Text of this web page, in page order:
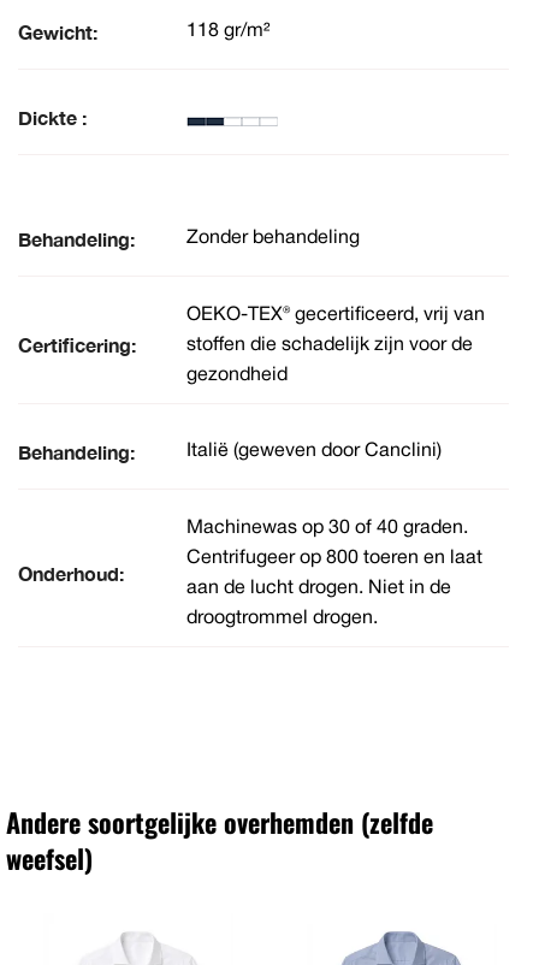
Gewicht: 118 gr/m²
Dickte :
Behandeling: Zonder behandeling
Certificering:
OEKO-TEX® gecertificeerd, vrij van
stoffen die schadelijk zijn voor de
gezondheid
Behandeling: Italië (geweven door Canclini)
Onderhoud:
Machinewas op 30 of 40 graden.
Centrifugeer op 800 toeren en laat
aan de lucht drogen. Niet in de
droogtrommel drogen.
Andere soortgelijke overhemden (zelfde
weefsel)